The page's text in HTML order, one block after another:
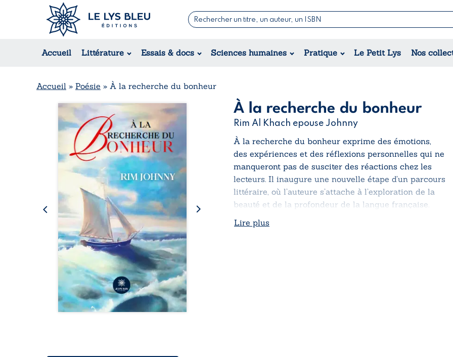
Accueil Littérature Essais & docs Sciences humaines Pratique Le Petit Lys Nos
Romans
Suspense / Thriller / Policier
Science-fiction
Romance
Régional
Jeunesse
Nouvelles & Contes
Théâtre
Accueil » Poésie » À la recherche du bonheur
À la recherche du bonheur
Rim Al Khach epouse Johnny
À la recherche du bonheur exprime des émotions,
des expériences et des réflexions personnelles qui ne
manqueront pas de susciter des réactions chez les
lecteurs. Il inaugure une nouvelle étape d’un parcours
littéraire, où l’auteure s’attache à l’exploration de la
beauté et de la profondeur de la langue française.
Lire plus